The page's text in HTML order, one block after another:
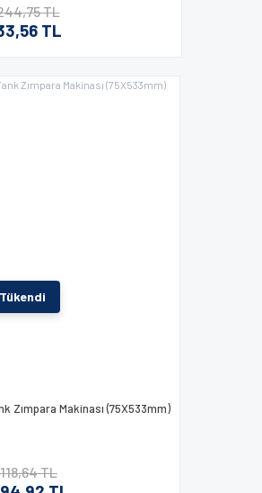
TL
TL
Tükendi
Zımpara Makinası (75X533mm)
TL